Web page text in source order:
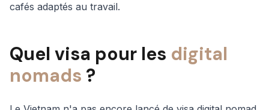
cafés adaptés au travail.
Quel visa pour les digital
nomads ?